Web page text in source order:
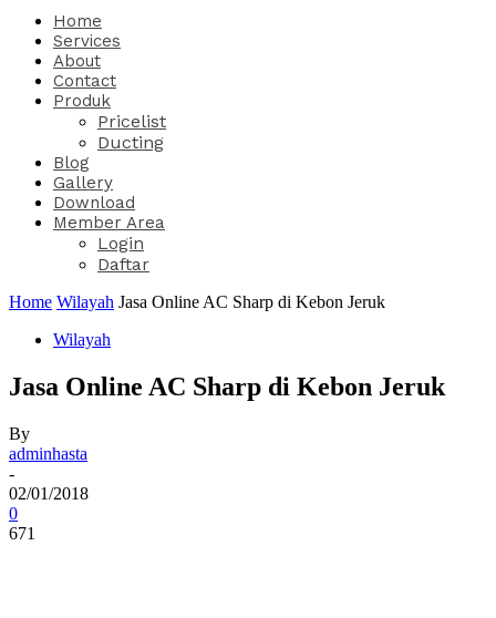
Home
Services
About
Contact
Produk
Pricelist
Ducting
Blog
Gallery
Download
Member Area
Login
Daftar
Home Wilayah Jasa Online AC Sharp di Kebon Jeruk
Wilayah
Jasa Online AC Sharp di Kebon Jeruk
By
adminhasta
-
02/01/2018
0
671